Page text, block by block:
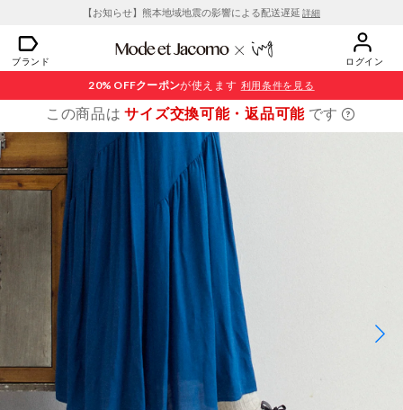
【お知らせ】熊本地域地震の影響による配送遅延 詳細
ブランド ログイン
20% OFFクーポンが使えます 利用条件を見る
この商品はサイズ交換可能・返品可能 です